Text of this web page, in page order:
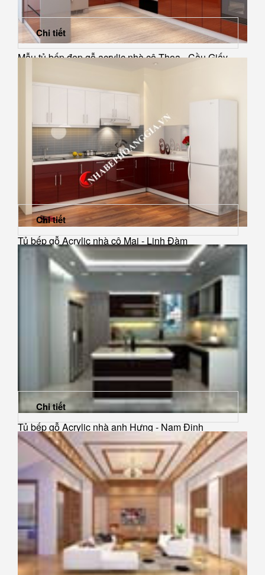
Mẫu tủ bếp đẹp gỗ acrylic nhà cô Thoa - Cầu Giấy
Chi tiết
Tủ bếp gỗ Acrylic nhà cô Mai - Linh Đàm
Chi tiết
Tủ bếp gỗ Acrylic nhà anh Hưng - Nam Định
Chi tiết